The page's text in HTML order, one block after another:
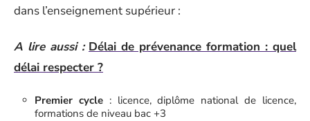
dans l’enseignement supérieur :
A lire aussi : Délai de prévenance formation : quel
délai respecter ?
Premier cycle: licence, diplôme national de licence,
formations de niveau bac +3